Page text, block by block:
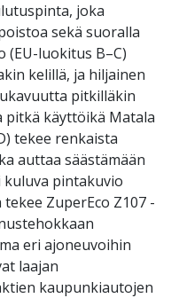
joka
sekä suoralla
(EU-luokitus B–C)
kelillä, ja hiljainen
pitkilläkin
pitkä käyttöikä Matala
tekee renkaista
auttaa säästämään
pintakuvio
ZuperEco Z107 -
eri ajoneuvoihin
laajan
kaupunkiautojen